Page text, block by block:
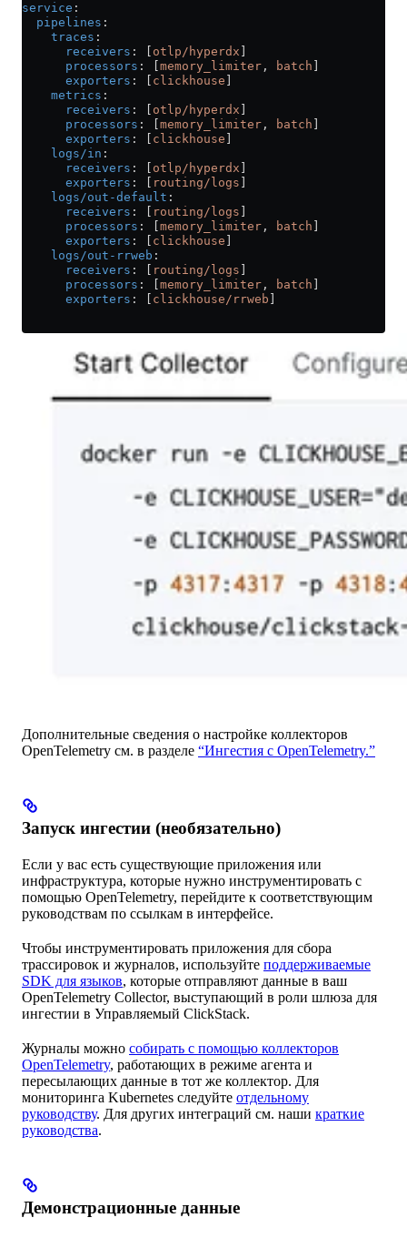
service :
  pipelines
:
    traces
:
      receivers
: [ otlp/hyperdx
      processors
: [ memory_limiter , batch
      exporters
: [ clickhouse
    metrics
:
      receivers
: [ otlp/hyperdx
      processors
: [ memory_limiter , batch
      exporters
: [ clickhouse
    logs/in
:
      receivers
: [ otlp/hyperdx
      exporters
: [ routing/logs
    logs/out-default
:
      receivers
: [ routing/logs
      processors
: [ memory_limiter , batch
      exporters
: [ clickhouse
    logs/out-rrweb
:
      receivers
: [ routing/logs
      processors
: [ memory_limiter , batch
      exporters
: [ clickhouse/rrweb
Дополнительные сведения о настройке коллекторов
OpenTelemetry см. в разделе “Ингестия с OpenTelemetry.”
Запуск ингестии (необязательно)
Если у вас есть существующие приложения или
инфраструктура, которые нужно инструментировать с
помощью OpenTelemetry, перейдите к соответствующим
руководствам по ссылкам в интерфейсе.
Чтобы инструментировать приложения для сбора
трассировок и журналов, используйте поддерживаемые
SDK для языков, которые отправляют данные в ваш
OpenTelemetry Collector, выступающий в роли шлюза для
ингестии в Управляемый ClickStack.
Журналы можно собирать с помощью коллекторов
OpenTelemetry, работающих в режиме агента и
пересылающих данные в тот же коллектор. Для
мониторинга Kubernetes следуйте отдельному
руководству. Для других интеграций см. наши краткие
руководства.
Демонстрационные данные